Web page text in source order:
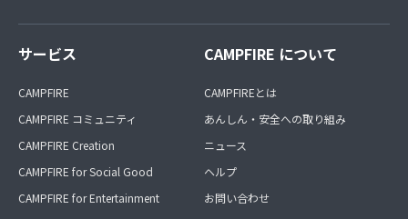
サービス
CAMPFIRE
CAMPFIRE コミュニティ
CAMPFIRE Creation
CAMPFIRE for Social Good
CAMPFIRE for Entertainment
CAMPFIRE について
CAMPFIREとは
あんしん・安全への取り組み
ニュース
ヘルプ
お問い合わせ